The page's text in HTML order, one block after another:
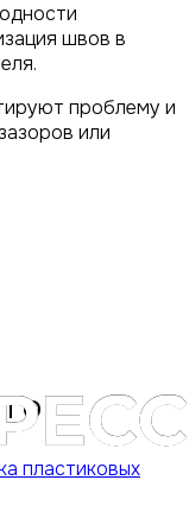
швов в
проблему и
или
пластиковых